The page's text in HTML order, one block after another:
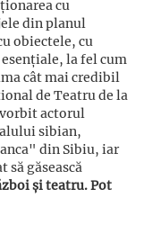
cu
din planul
obiectele, cu
la fel cum
cât mai credibil
de Teatru de la
actorul
sibian,
din Sibiu, iar
să găsească
și teatru. Pot